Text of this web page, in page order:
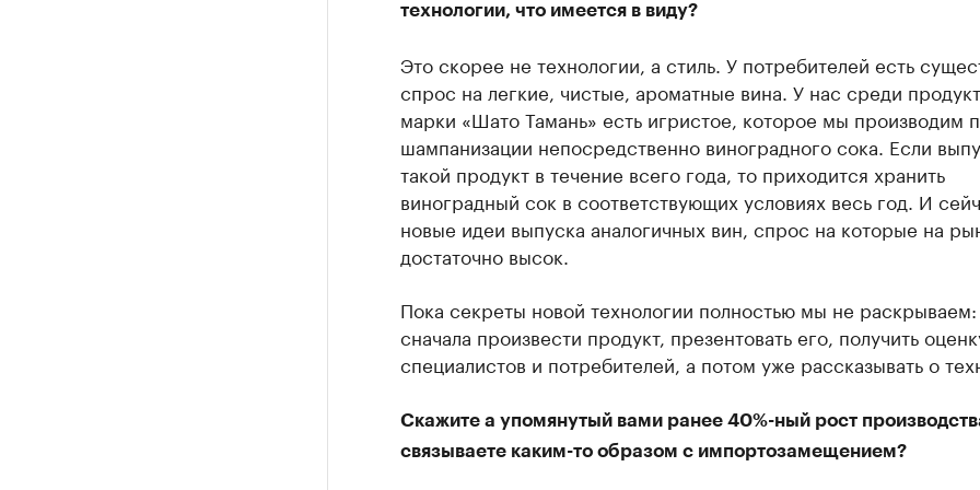
технологии, что имеется в виду?
Это скорее не технологии, а стиль. У потребителей есть
спрос на легкие, чистые, ароматные вина. У нас среди
марки «Шато Тамань» есть игристое, которое мы производим
шампанизации непосредственно виноградного сока. Если
такой продукт в течение всего года, то приходится хранить
виноградный сок в соответствующих условиях весь год. И
новые идеи выпуска аналогичных вин, спрос на которые на
достаточно высок.
Пока секреты новой технологии полностью мы не
сначала произвести продукт, презентовать его, получить
специалистов и потребителей, а потом уже рассказывать о
Скажите а упомянутый вами ранее 40%-ный рост
связываете каким-то образом с импортозамещением?